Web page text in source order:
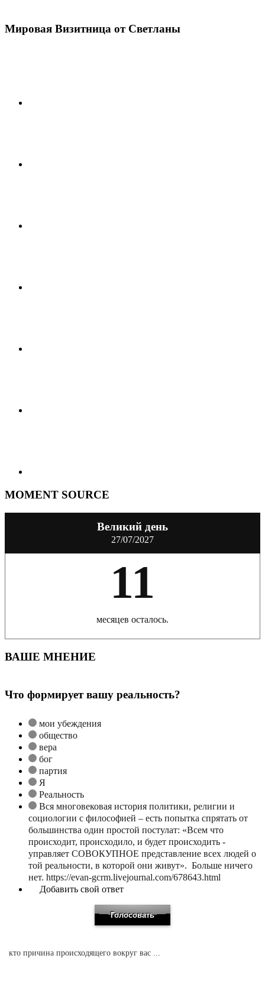
Мировая Визитница от Светланы
MOMENT SOURCE
Великий день
27/07/2027
11
месяцев осталось.
ВАШЕ МНЕНИЕ
Что формирует вашу реальность?
мои убеждения
общество
вера
бог
партия
Я
Реальность
Вся многовековая история политики, религии и
социологии с философией – есть попытка спрятать от
большинства один простой постулат: «Всем что
происходит, происходило, и будет происходить -
управляет СОВОКУПНОЕ представление всех людей о
той реальности, в которой они живут». Больше ничего
нет. https://evan-gcrm.livejournal.com/678643.html
Добавить свой ответ
кто причина происходящего вокруг вас ...